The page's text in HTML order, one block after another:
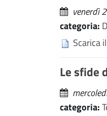
venerdì
categoria:
Scarica
Le sfide
categoria: